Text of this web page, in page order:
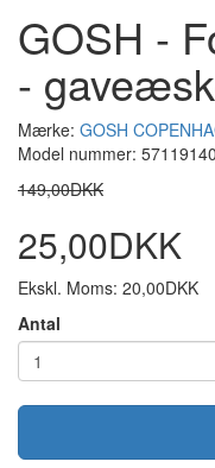
GOSH -
-
Mærke: GOSH
Model nummer:
149,00DKK
25,00DKK
Ekskl. Moms: 20,00DKK
Antal